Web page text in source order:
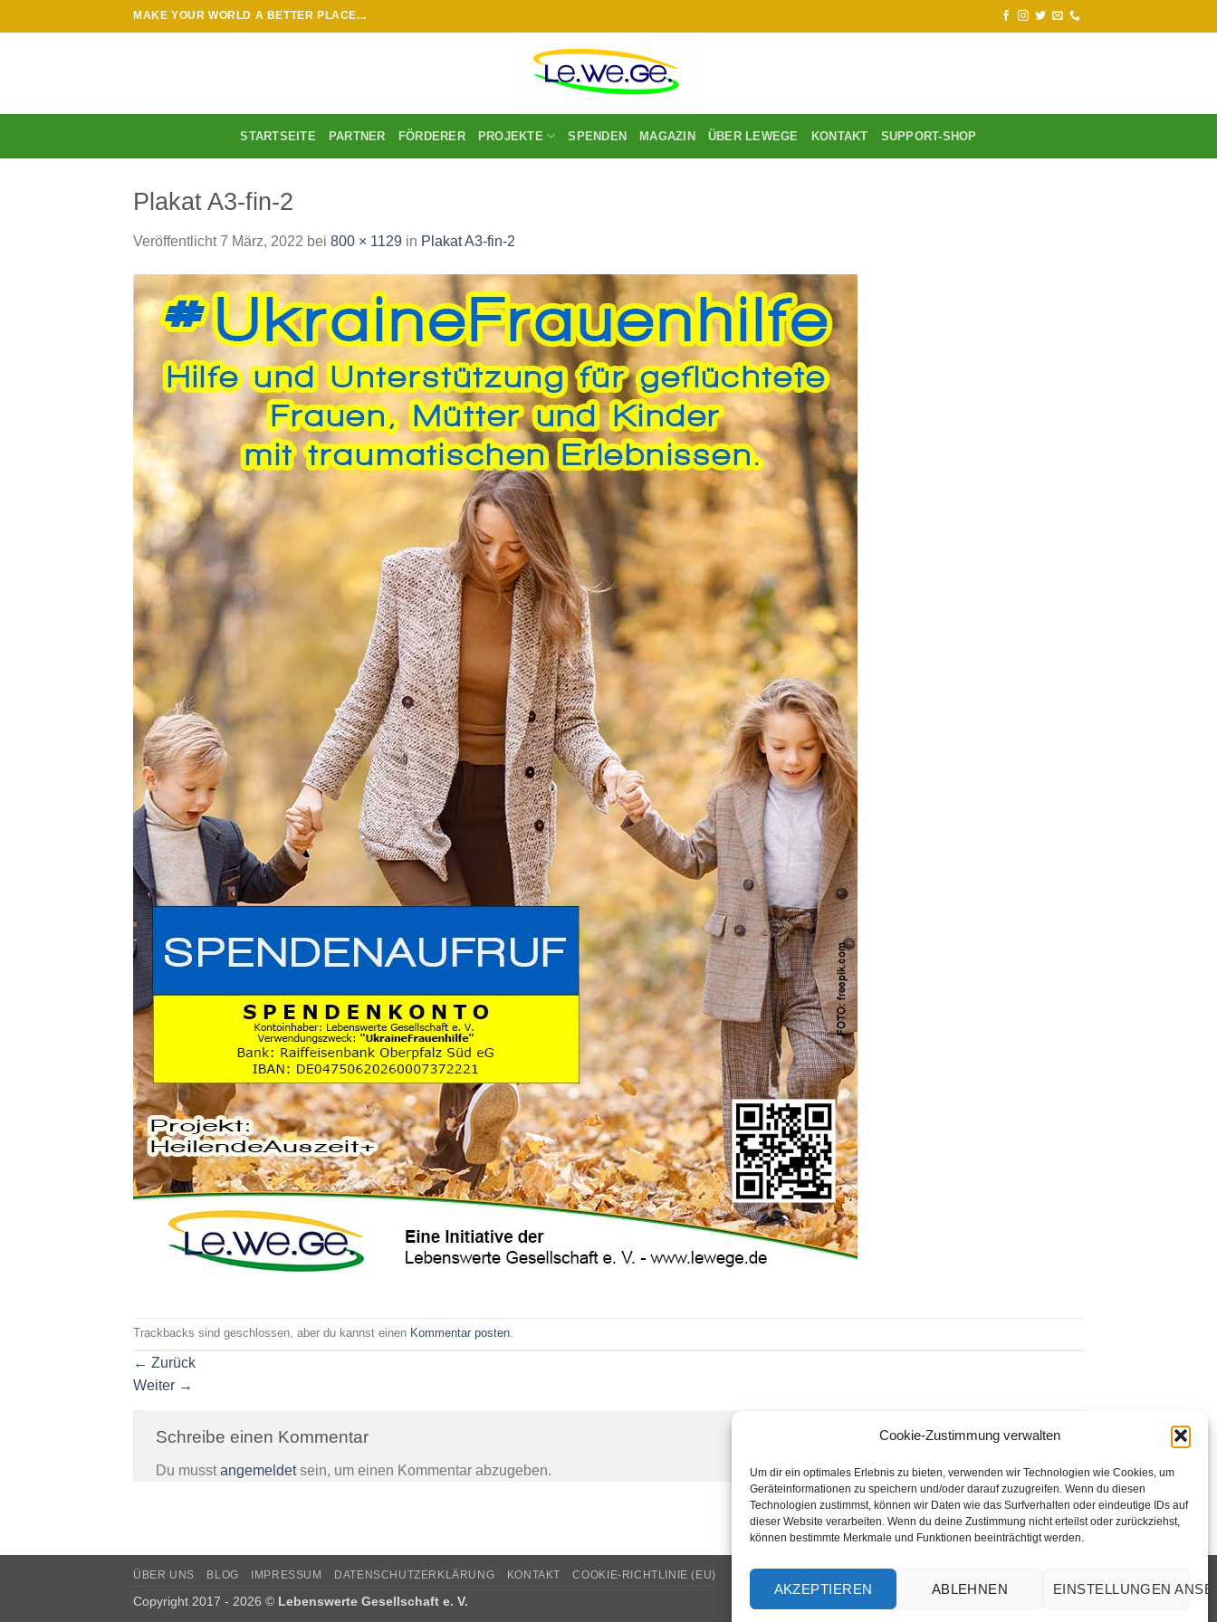
Cookie-Zustimmung verwalten
Um dir ein optimales Erlebnis zu bieten, verwenden wir Technologien wie Cookies, um
Geräteinformationen zu speichern und/oder darauf zuzugreifen. Wenn du diesen
Technologien zustimmst, können wir Daten wie das Surfverhalten oder eindeutige IDs auf
dieser Website verarbeiten. Wenn du deine Zustimmung nicht erteilst oder zurückziehst,
können bestimmte Merkmale und Funktionen beeinträchtigt werden.
AKZEPTIEREN ABLEHNEN EINSTELLUNGEN
Inhalt
MAKE YOUR WORLD A BETTER PLACE...
STARTSEITE PARTNER FÖRDERER PROJEKTE SPENDEN MAGAZIN ÜBER LEWEGE KONTAKT SUPPORT-SHOP
Plakat A3-fin-2
Veröffentlicht7 März, 2022 bei 800 × 1129 in Plakat A3-fin-2
Trackbacks sind geschlossen, aber du kannst einen Kommentar posten
← Zurück
Weiter →
Schreibe einen Kommentar
Du musstangemeldetsein, um einen Kommentar abzugeben.
Design by
ÜBER UNS BLOG IMPRESSUM DATENSCHUTZERKLÄRUNG KONTAKT COOKIE-RICHTLINIE (EU)
Copyright 2017 - 2026 © Lebenswerte Gesellschaft e. V.